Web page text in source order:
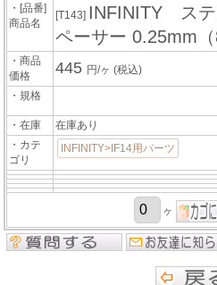
・[品番]
商品名
[T143] INFINITY ステ
ペーサー 0.25mm（
・商品
価格
445 円/ヶ(税込)
・規格
・在庫
在庫あり
・カテ
ゴリ
INFINITY>IF14用パーツ
ヶ